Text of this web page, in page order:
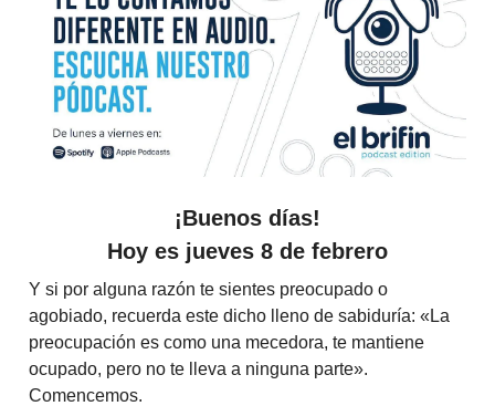
¡Buenos días!
Hoy es jueves 8 de febrero
Y si por alguna razón te sientes preocupado o
agobiado, recuerda este dicho lleno de sabiduría: «La
preocupación es como una mecedora, te mantiene
ocupado, pero no te lleva a ninguna parte».
Comencemos.